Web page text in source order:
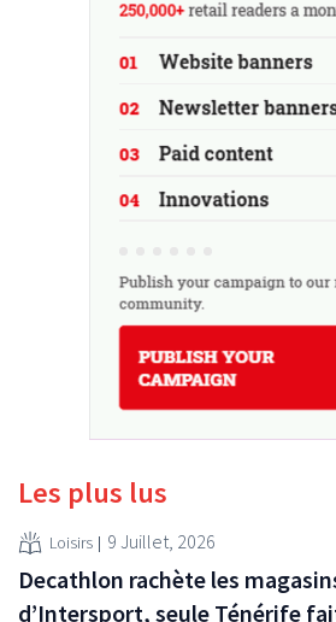
Les plus lus
Loisirs 9 Juillet, 2026
Decathlon rachète les
d’Intersport, seule Ténérife